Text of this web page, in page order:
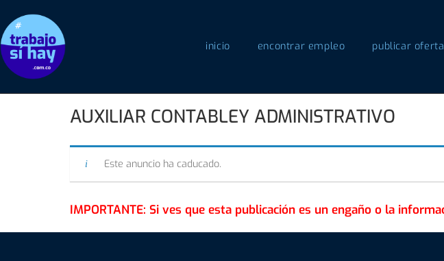
inicio encontrar empleo publicar oferta
AUXILIAR CONTABLEY ADMINISTRATIVO
Este anuncio ha caducado.